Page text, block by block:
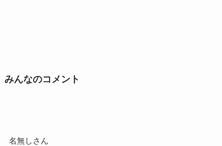
みんなのコメント
名無しさん